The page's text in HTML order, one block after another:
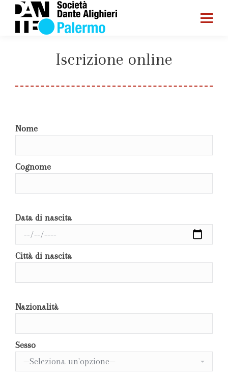
Iscrizione online
Nome
Cognome
Data di nascita
Città di nascita
Nazionalità
Sesso